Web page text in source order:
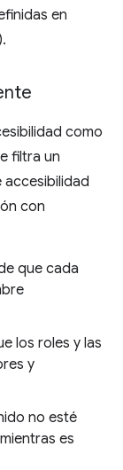
en
como
filtra un
con
que cada
los roles y las
y
no esté
es